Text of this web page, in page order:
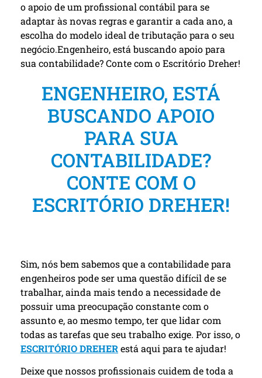
o apoio de um profissional contábil para se
adaptar às novas regras e garantir a cada ano, a
escolha do modelo ideal de tributação para o seu
negócio.Engenheiro, está buscando apoio para
sua contabilidade? Conte com o Escritório Dreher!
ENGENHEIRO, ESTÁ
BUSCANDO APOIO
PARA SUA
CONTABILIDADE?
CONTE COM O
ESCRITÓRIO DREHER!
Sim, nós bem sabemos que a contabilidade para
engenheiros pode ser uma questão difícil de se
trabalhar, ainda mais tendo a necessidade de
possuir uma preocupação constante com o
assunto e, ao mesmo tempo, ter que lidar com
todas as tarefas que seu trabalho exige. Por isso, o
ESCRITÓRIO DREHERestá aqui para te ajudar!
Deixe que nossos profissionais cuidem de toda a